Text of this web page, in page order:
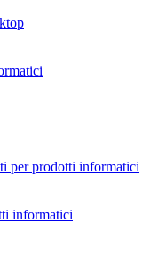
per prodotti informatici
informatici